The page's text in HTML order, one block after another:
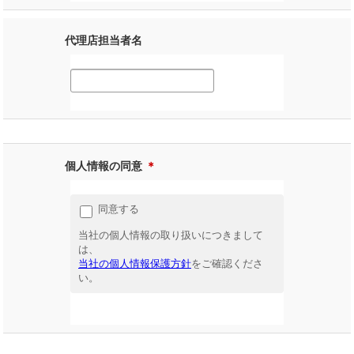
代理店担当者名
個人情報の同意 ＊
同意する
当社の個人情報の取り扱いにつきまして
は、
当社の個人情報保護方針をご確認くださ
い。